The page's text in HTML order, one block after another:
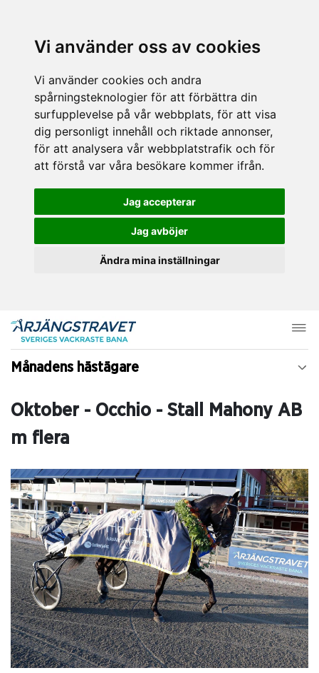
Vi använder oss av cookies
Vi använder cookies och andra
spårningsteknologier för att förbättra din
surfupplevelse på vår webbplats, för att visa
dig personligt innehåll och riktade annonser,
för att analysera vår webbplatstrafik och för
att förstå var våra besökare kommer ifrån.
Jag accepterar
Jag avböjer
Ändra mina inställningar
Månadens hästägare
Oktober - Occhio - Stall Mahony AB
m flera